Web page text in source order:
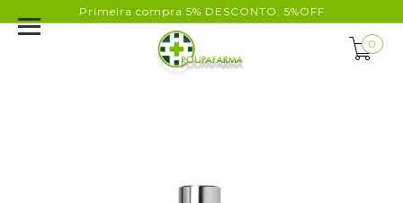
Primeira compra 5% DESCONTO: 5%OFF
0